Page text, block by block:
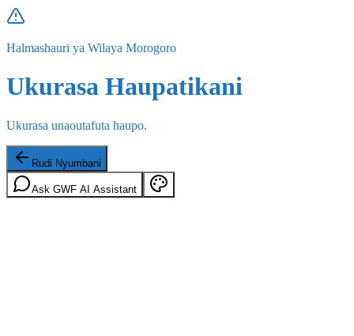
Halmashauri ya Wilaya Morogoro
Ukurasa Haupatikani
Ukurasa unaoutafuta haupo.
Rudi Nyumbani
Ask GWF AI Assistant